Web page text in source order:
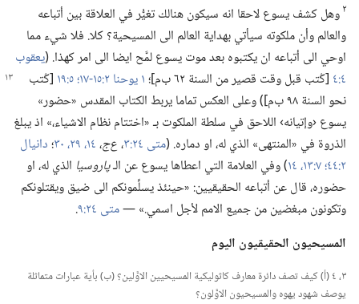
٢وهل كشف يسوع لاحقا انه سيكون هنالك تغيُّر في العلاقة بين أتباعه
والعالم وأن ملكوته سيأتي بهداية العالم الى المسيحية؟‏ كلا.‏ فلا شيء مما
اوحي الى أتباعه ان يكتبوه بعد موت يسوع لمَّح ايضا الى امر كهذا.‏ (‏يعقوب
٤:‏٤ [كُتب قبل وقت قصير من السنة ٦٢ ب‌م]؛‏ ١ يوحنا ٢:‏ ١٥-‏١٧؛‏
[كُتب
نحو السنة ٩٨ ب‌م])‏ وعلى العكس تماما يربط الكتاب المقدس «حضور»
يسوع ‹وإتيانه› اللاحق في سلطة الملكوت بـ‍ «اختتام نظام الاشياء،‏» اذ يبلغ
الذروة في «المنتهى» الذي له،‏ او دماره.‏ (‏متى ٢٤:‏٣ ‏،‏ع‌ج‏،‏١٤،‏ ‏؛‏دانيال
٢:‏٤٤؛‏
‏)‏ وفي العلامة التي اعطاها يسوع عن الـ‍پاروسيا الذي له،‏ او
حضوره،‏ قال عن أتباعه الحقيقيين:‏ «حينئذ يسلِّمونكم الى ضيق ويقتلونكم
وتكونون مبغضين من جميع الامم لأجل اسمي.‏» —‏متى ٢٤:‏٩
‏.‏
المسيحيون الحقيقيون اليوم
٣،‏ ٤ (‏أ)‏ كيف تصف دائرة معارف كاثوليكية المسيحيين الاوَّلين؟‏ (‏ب)‏ بأية عبارات متماثلة
يوصف شهود يهوه والمسيحيون الاوَّلون؟‏